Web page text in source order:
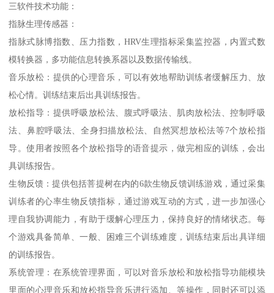
三软件技术功能：
指脉生理传感器：
指脉式脉博指数、压力指数，HRV生理指标采集监控器，内置式数
模转换器，多功能信息转换系器以及数据传输线。
音乐放松：提供的心理音乐，可以有效地帮助训练者缓解压力、放
松心情。训练结束后出具训练报告。
放松指导：提供呼吸放松法、腹式呼吸法、肌肉放松法、控制呼吸
法、鼻腔呼吸法、全身扫描放松法、自然冥想放松法等7个放松指
导。使用者按照各个放松指导的语音提示，做完相应的训练，会出
具训练报告。
生物反馈：提供包括菩提树在内的6款生物反馈训练游戏，通过采集
训练者的心率生物反馈指标，通过游戏互动的方式，进一步加强心
理自我协调能力，有助于缓解心理压力，保持良好的情绪状态。每
个游戏具备简单、一般、困难三个训练难度，训练结束后出具详细
的训练报告。
系统管理：在系统管理界面，可以对音乐放松和放松指导功能模块
里面的心理音乐和放松指导音乐进行添加、等操作，同时还可以添